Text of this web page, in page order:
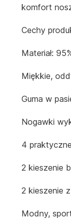
komfort
Cechy
Materiał:
Miękkie,
Guma w
Nogawki
4
2 kieszenie
2 kieszenie z
Modny,